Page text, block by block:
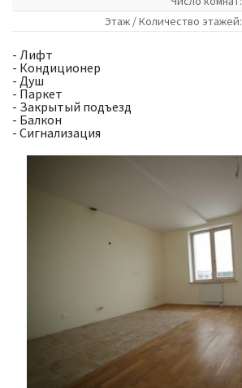
Услуги
Kонтакты
Этаж / Количество этажей:
- Лифт
- Кондиционер
- Душ
- Паркет
- Закрытый подъезд
- Балкон
- Сигнализация